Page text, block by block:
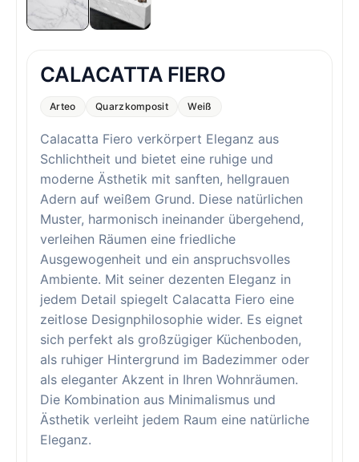
CALACATTA FIERO
Arteo Quarzkomposit Weiß
Calacatta Fiero verkörpert Eleganz aus
Schlichtheit und bietet eine ruhige und
moderne Ästhetik mit sanften, hellgrauen
Adern auf weißem Grund. Diese natürlichen
Muster, harmonisch ineinander übergehend,
verleihen Räumen eine friedliche
Ausgewogenheit und ein anspruchsvolles
Ambiente. Mit seiner dezenten Eleganz in
jedem Detail spiegelt Calacatta Fiero eine
zeitlose Designphilosophie wider. Es eignet
sich perfekt als großzügiger Küchenboden,
als ruhiger Hintergrund im Badezimmer oder
als eleganter Akzent in Ihren Wohnräumen.
Die Kombination aus Minimalismus und
Ästhetik verleiht jedem Raum eine natürliche
Eleganz.